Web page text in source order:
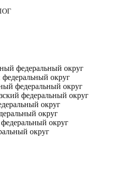
федеральный округ
округ
федеральный округ
федеральный округ
округ
округ
округ
округ